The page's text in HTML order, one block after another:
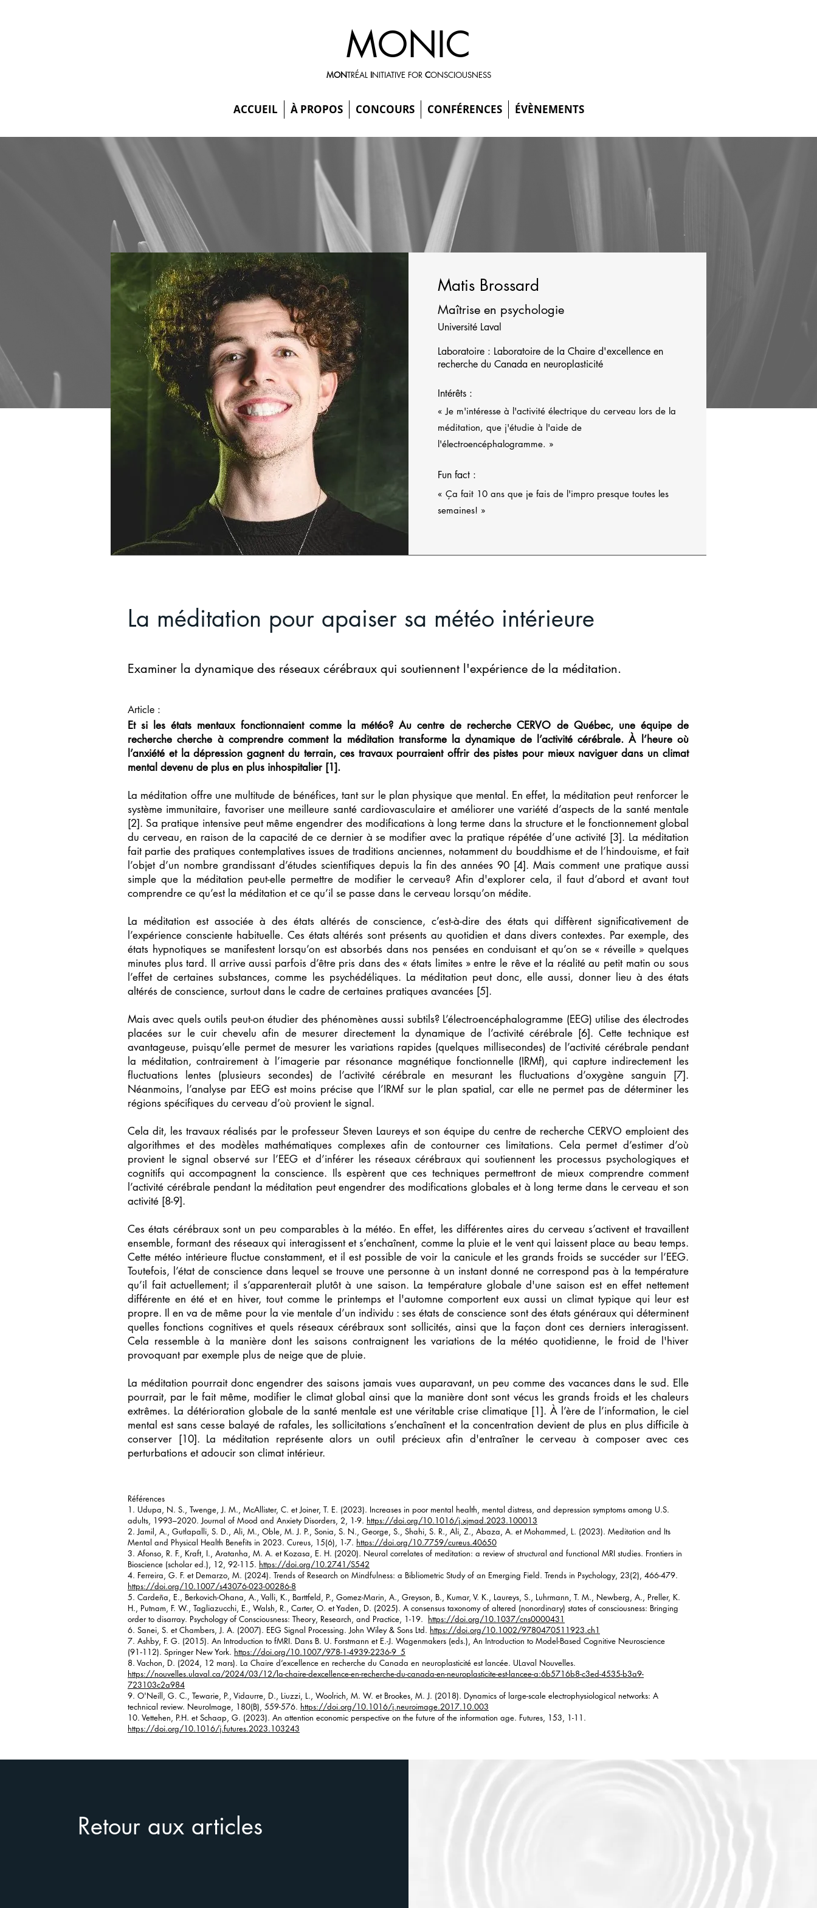
MONIC
MONTRÉAL INITIATIVE FOR CONSCIOUSNESS
ACCUEIL À PROPOS CONCOURS CONFÉRENCES ÉVÈNEMENTS
Matis Brossard
Maîtrise en psychologie
Université Laval
Laboratoire : Laboratoire de la Chaire d'excellence en
recherche du Canada en neuroplasticité
Intérêts :
« Je m'intéresse à l'activité électrique du cerveau lors de la
méditation, que j'étudie à l'aide de
l'électroencéphalogramme. »
Fun fact :
« Ça fait 10 ans que je fais de l'impro presque toutes les
semaines! »
La méditation pour apaiser sa météo intérieure
Examiner la dynamique des réseaux cérébraux qui soutiennent l'expérience de la méditation.
Article :
Et si les états mentaux fonctionnaient comme la météo? Au centre de recherche CERVO de Québec, une équipe de
recherche cherche à comprendre comment la méditation transforme la dynamique de l’activité cérébrale. À l’heure où
l’anxiété et la dépression gagnent du terrain, ces travaux pourraient offrir des pistes pour mieux naviguer dans un climat
mental devenu de plus en plus inhospitalier [1].
La méditation offre une multitude de bénéfices, tant sur le plan physique que mental. En effet, la méditation peut renforcer le
système immunitaire, favoriser une meilleure santé cardiovasculaire et améliorer une variété d’aspects de la santé mentale
[2]. Sa pratique intensive peut même engendrer des modifications à long terme dans la structure et le fonctionnement global
du cerveau, en raison de la capacité de ce dernier à se modifier avec la pratique répétée d’une activité [3]. La méditation
fait partie des pratiques contemplatives issues de traditions anciennes, notamment du bouddhisme et de l’hindouisme, et fait
l’objet d’un nombre grandissant d’études scientifiques depuis la fin des années 90 [4]. Mais comment une pratique aussi
simple que la méditation peut-elle permettre de modifier le cerveau? Afin d'explorer cela, il faut d’abord et avant tout
comprendre ce qu’est la méditation et ce qu’il se passe dans le cerveau lorsqu’on médite.
La méditation est associée à des états altérés de conscience, c’est-à-dire des états qui diffèrent significativement de
l’expérience consciente habituelle. Ces états altérés sont présents au quotidien et dans divers contextes. Par exemple, des
états hypnotiques se manifestent lorsqu’on est absorbés dans nos pensées en conduisant et qu’on se « réveille » quelques
minutes plus tard. Il arrive aussi parfois d’être pris dans des « états limites » entre le rêve et la réalité au petit matin ou sous
l’effet de certaines substances, comme les psychédéliques. La méditation peut donc, elle aussi, donner lieu à des états
altérés de conscience, surtout dans le cadre de certaines pratiques avancées [5].
Mais avec quels outils peut-on étudier des phénomènes aussi subtils? L’électroencéphalogramme (EEG) utilise des électrodes
placées sur le cuir chevelu afin de mesurer directement la dynamique de l’activité cérébrale [6]. Cette technique est
avantageuse, puisqu’elle permet de mesurer les variations rapides (quelques millisecondes) de l’activité cérébrale pendant
la méditation, contrairement à l’imagerie par résonance magnétique fonctionnelle (IRMf), qui capture indirectement les
fluctuations lentes (plusieurs secondes) de l’activité cérébrale en mesurant les fluctuations d’oxygène sanguin [7].
Néanmoins, l’analyse par EEG est moins précise que l’IRMf sur le plan spatial, car elle ne permet pas de déterminer les
régions spécifiques du cerveau d’où provient le signal.
Cela dit, les travaux réalisés par le professeur Steven Laureys et son équipe du centre de recherche CERVO emploient des
algorithmes et des modèles mathématiques complexes afin de contourner ces limitations. Cela permet d’estimer d’où
provient le signal observé sur l’EEG et d’inférer les réseaux cérébraux qui soutiennent les processus psychologiques et
cognitifs qui accompagnent la conscience. Ils espèrent que ces techniques permettront de mieux comprendre comment
l’activité cérébrale pendant la méditation peut engendrer des modifications globales et à long terme dans le cerveau et son
activité [8-9].
Ces états cérébraux sont un peu comparables à la météo. En effet, les différentes aires du cerveau s’activent et travaillent
ensemble, formant des réseaux qui interagissent et s’enchaînent, comme la pluie et le vent qui laissent place au beau temps.
Cette météo intérieure fluctue constamment, et il est possible de voir la canicule et les grands froids se succéder sur l’EEG.
Toutefois, l’état de conscience dans lequel se trouve une personne à un instant donné ne correspond pas à la température
qu’il fait actuellement; il s’apparenterait plutôt à une saison. La température globale d'une saison est en effet nettement
différente en été et en hiver, tout comme le printemps et l'automne comportent eux aussi un climat typique qui leur est
propre. Il en va de même pour la vie mentale d’un individu : ses états de conscience sont des états généraux qui déterminent
quelles fonctions cognitives et quels réseaux cérébraux sont sollicités, ainsi que la façon dont ces derniers interagissent.
Cela ressemble à la manière dont les saisons contraignent les variations de la météo quotidienne, le froid de l'hiver
provoquant par exemple plus de neige que de pluie.
La méditation pourrait donc engendrer des saisons jamais vues auparavant, un peu comme des vacances dans le sud. Elle
pourrait, par le fait même, modifier le climat global ainsi que la manière dont sont vécus les grands froids et les chaleurs
extrêmes. La détérioration globale de la santé mentale est une véritable crise climatique [1]. À l’ère de l’information, le ciel
mental est sans cesse balayé de rafales, les sollicitations s’enchaînent et la concentration devient de plus en plus difficile à
conserver [10]. La méditation représente alors un outil précieux afin d'entraîner le cerveau à composer avec ces
perturbations et adoucir son climat intérieur.
Références
1. Udupa, N. S., Twenge, J. M., McAllister, C. et Joiner, T. E. (2023). Increases in poor mental health, mental distress, and depression symptoms among U.S.
adults, 1993–2020. Journal of Mood and Anxiety Disorders, 2, 1-9. https://doi.org/10.1016/j.xjmad.2023.100013
2. Jamil, A., Gutlapalli, S. D., Ali, M., Oble, M. J. P., Sonia, S. N., George, S., Shahi, S. R., Ali, Z., Abaza, A. et Mohammed, L. (2023). Meditation and Its
Mental and Physical Health Benefits in 2023. Cureus, 15(6), 1-7. https://doi.org/10.7759/cureus.40650
3. Afonso, R. F., Kraft, I., Aratanha, M. A. et Kozasa, E. H. (2020). Neural correlates of meditation: a review of structural and functional MRI studies. Frontiers in
Bioscience (scholar ed.), 12, 92-115. https://doi.org/10.2741/S542
4. Ferreira, G. F. et Demarzo, M. (2024). Trends of Research on Mindfulness: a Bibliometric Study of an Emerging Field. Trends in Psychology, 23(2), 466-479.
https://doi.org/10.1007/s43076-023-00286-8
5. Cardeña, E., Berkovich-Ohana, A., Valli, K., Barttfeld, P., Gomez-Marin, A., Greyson, B., Kumar, V. K., Laureys, S., Luhrmann, T. M., Newberg, A., Preller, K.
H., Putnam, F. W., Tagliazucchi, E., Walsh, R., Carter, O. et Yaden, D. (2025). A consensus taxonomy of altered (nonordinary) states of consciousness: Bringing
order to disarray. Psychology of Consciousness: Theory, Research, and Practice, 1-19. https://doi.org/10.1037/cns0000431
6. Sanei, S. et Chambers, J. A. (2007). EEG Signal Processing. John Wiley & Sons Ltd. https://doi.org/10.1002/9780470511923.ch1
7. Ashby, F. G. (2015). An Introduction to fMRI. Dans B. U. Forstmann et E.-J. Wagenmakers (eds.), An Introduction to Model-Based Cognitive Neuroscience
(91‑112). Springer New York. https://doi.org/10.1007/978-1-4939-2236-9_5
8. Vachon, D. (2024, 12 mars). La Chaire d’excellence en recherche du Canada en neuroplasticité est lancée. ULaval Nouvelles.
https://nouvelles.ulaval.ca/2024/03/12/la-chaire-dexcellence-en-recherche-du-canada-en-neuroplasticite-est-lancee-a:6b5716b8-c3ed-4535-b3a9-
723103c2a984
9. O'Neill, G. C., Tewarie, P., Vidaurre, D., Liuzzi, L., Woolrich, M. W. et Brookes, M. J. (2018). Dynamics of large-scale electrophysiological networks: A
technical review. NeuroImage, 180(B), 559-576. https://doi.org/10.1016/j.neuroimage.2017.10.003
10. Vettehen, P.H. et Schaap, G. (2023). An attention economic perspective on the future of the information age. Futures, 153, 1-11.
https://doi.org/10.1016/j.futures.2023.103243
Retour aux articles